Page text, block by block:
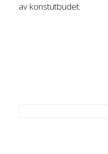
av konstutbudet.